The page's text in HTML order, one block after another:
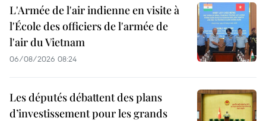
L'Armée de l'air indienne en visite à
l'École des officiers de l'armée de
l'air du Vietnam
06/08/2026 08:24
Les députés débattent des plans
d’investissement pour les grands